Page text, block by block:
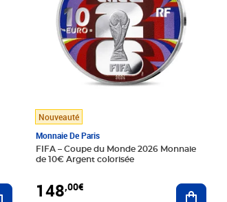
Ajouter au panier
Nouveauté
Monnaie De Paris
FIFA – Coupe du Monde 2026 Monnaie
de 10€ Argent colorisée
148,00€